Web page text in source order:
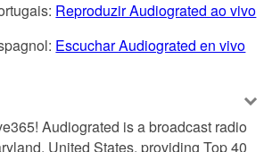
Reproduzir Audiograted ao vivo
Escuchar Audiograted en vivo
Audiograted is a broadcast radio
United States, providing Top 40